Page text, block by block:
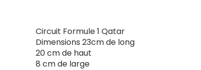
Circuit Formule 1 Qatar
Dimensions 23cm de long
20 cm de haut
8 cm de large